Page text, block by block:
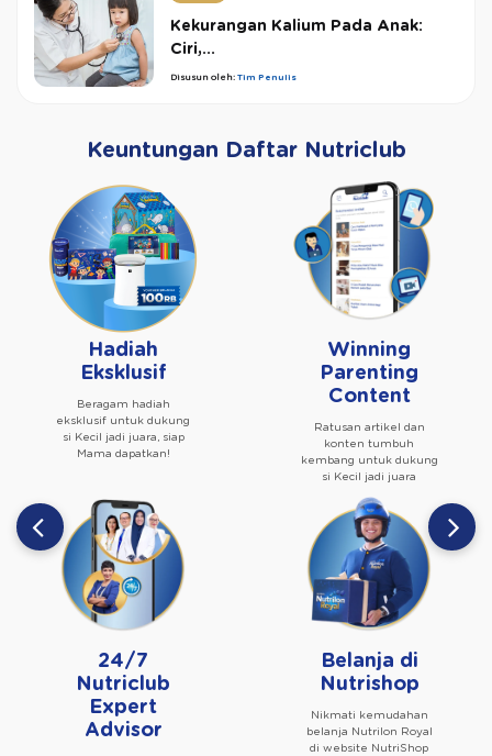
Kekurangan Kalium Pada Anak:
Ciri,...
Disusun oleh: Tim Penulis
Keuntungan Daftar Nutriclub
Hadiah
Eksklusif
Beragam hadiah
eksklusif untuk dukung
si Kecil jadi juara, siap
Mama dapatkan!
Winning
Parenting
Content
Ratusan artikel dan
konten tumbuh
kembang untuk dukung
si Kecil jadi juara
24/7
Nutriclub
Expert
Advisor
Belanja di
Nutrishop
Nikmati kemudahan
belanja Nutrilon Royal
di website NutriShop